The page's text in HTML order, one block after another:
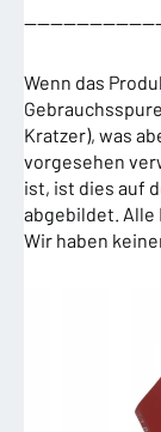
Wenn das
Kratzer), was
vorgesehen
ist, ist dies auf
abgebildet. Alle
Wir haben